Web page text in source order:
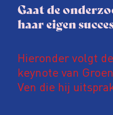
Gaat de
haar eigen
Hieronder volgt
keynote van
Ven die hij